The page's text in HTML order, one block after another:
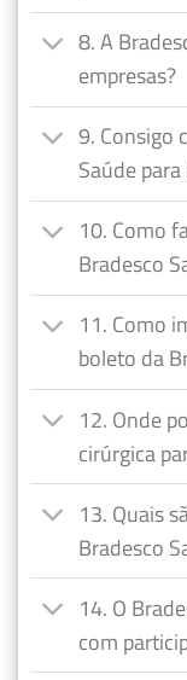
8. A
empresas?
9. Consigo
Saúde para
10. Como
Bradesco
11. Como
boleto da
12. Onde
cirúrgica
13. Quais
Bradesco
14. O
com